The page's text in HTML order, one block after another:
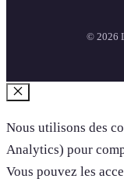
© 2026
Fermer
Nous utilisons des
Analytics) pour
Vous pouvez les